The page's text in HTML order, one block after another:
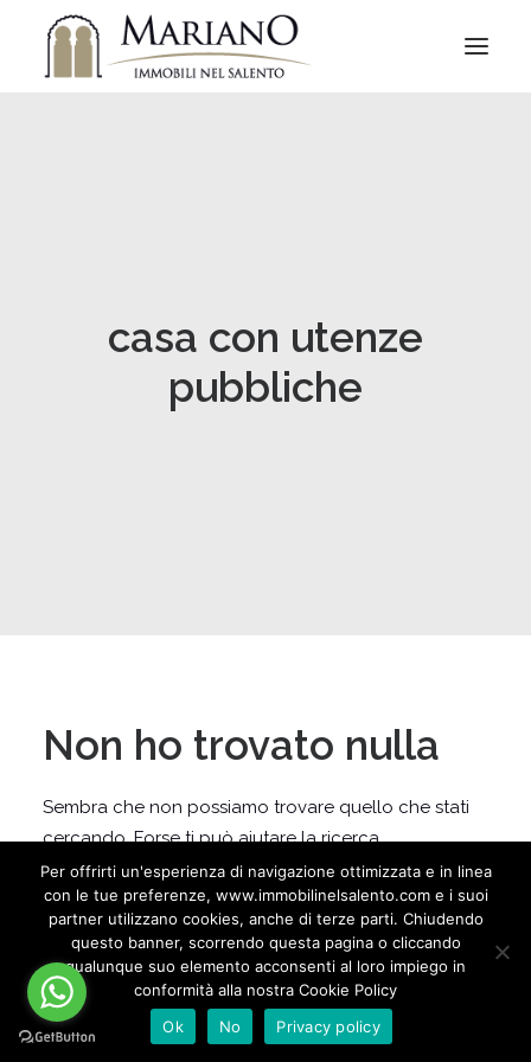
casa con utenze
pubbliche
Non ho trovato nulla
Sembra che non possiamo trovare quello che stati
cercando. Forse ti può aiutare la ricerca.
Per offrirti un'esperienza di navigazione ottimizzata e in linea
con le tue preferenze, www.immobilinelsalento.com e i suoi
partner utilizzano cookies, anche di terze parti. Chiudendo
questo banner, scorrendo questa pagina o cliccando
qualunque suo elemento acconsenti al loro impiego in
conformità alla nostra Cookie Policy
Ok
No Privacy policy